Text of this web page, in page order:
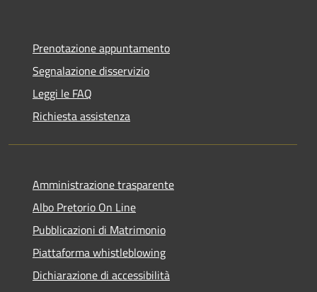
Prenotazione appuntamento
Segnalazione disservizio
Leggi le FAQ
Richiesta assistenza
Amministrazione trasparente
Albo Pretorio On Line
Pubblicazioni di Matrimonio
Piattaforma whistleblowing
Dichiarazione di accessibilità